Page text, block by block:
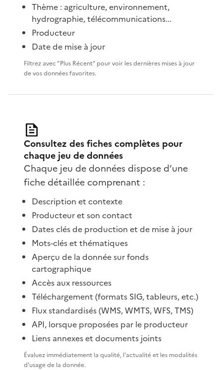
Thème : agriculture, environnement,
hydrographie, télécommunications...
Producteur
Date de mise à jour
Filtrez avec “Plus Récent” pour voir les dernières mises à jour
de vos données favorites.
Consultez des fiches complètes pour
chaque jeu de données
Chaque jeu de données dispose d’une
fiche détaillée comprenant :
Description et contexte
Producteur et son contact
Dates clés de production et de mise à jour
Mots-clés et thématiques
Aperçu de la donnée sur fonds
cartographique
Accès aux ressources
Téléchargement (formats SIG, tableurs, etc.)
Flux standardisés (WMS, WMTS, WFS, TMS)
API, lorsque proposées par le producteur
Liens annexes et documents joints
Évaluez immédiatement la qualité, l’actualité et les modalités
d’usage de la donnée.